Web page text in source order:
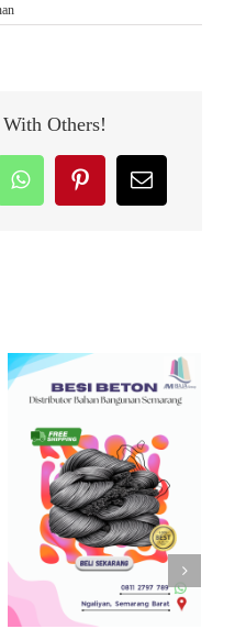
Others!
WhatsAppPinterestEmail